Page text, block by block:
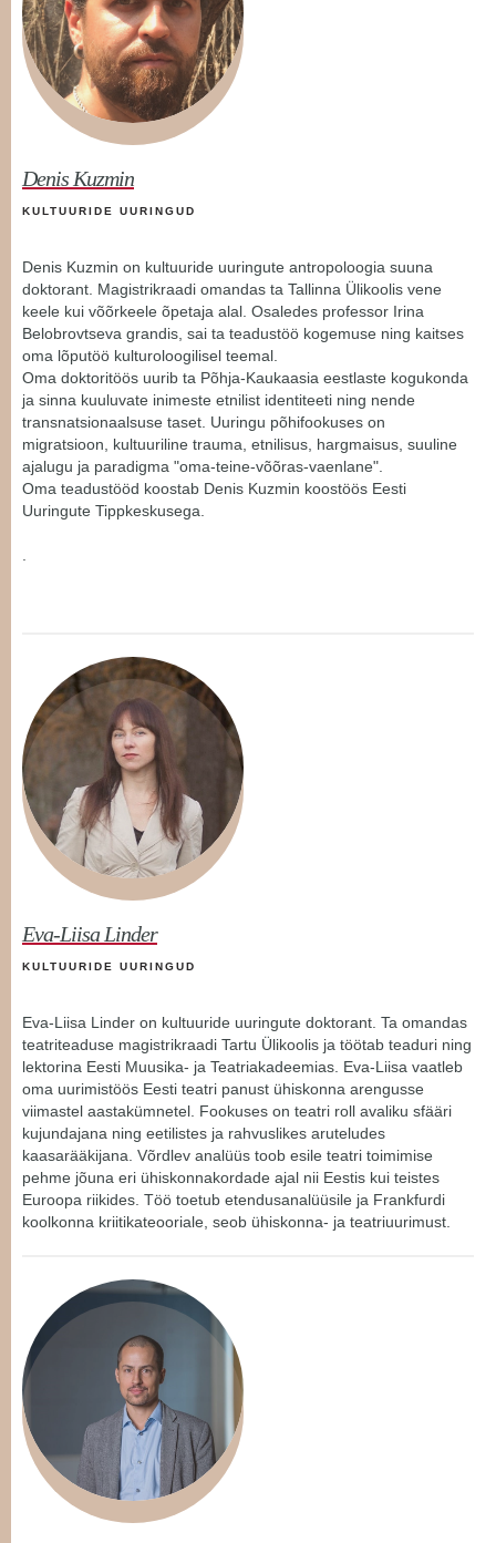
Denis Kuzmin
KULTUURIDE UURINGUD
Denis Kuzmin on kultuuride uuringute antropoloogia suuna
doktorant. Magistrikraadi omandas ta Tallinna Ülikoolis vene
keele kui võõrkeele õpetaja alal. Osaledes professor Irina
Belobrovtseva grandis, sai ta teadustöö kogemuse ning kaitses
oma lõputöö kulturoloogilisel teemal.
Oma doktoritöös uurib ta Põhja-Kaukaasia eestlaste kogukonda
ja sinna kuuluvate inimeste etnilist identiteeti ning nende
transnatsionaalsuse taset. Uuringu põhifookuses on
migratsioon, kultuuriline trauma, etnilisus, hargmaisus, suuline
ajalugu ja paradigma "oma-teine-võõras-vaenlane".
Oma teadustööd koostab Denis Kuzmin koostöös Eesti
Uuringute Tippkeskusega.
Eva-Liisa Linder
KULTUURIDE UURINGUD
Eva-Liisa Linder on kultuuride uuringute doktorant. Ta omandas
teatriteaduse magistrikraadi Tartu Ülikoolis ja töötab teaduri ning
lektorina Eesti Muusika- ja Teatriakadeemias. Eva-Liisa vaatleb
oma uurimistöös Eesti teatri panust ühiskonna arengusse
viimastel aastakümnetel. Fookuses on teatri roll avaliku sfääri
kujundajana ning eetilistes ja rahvuslikes aruteludes
kaasarääkijana. Võrdlev analüüs toob esile teatri toimimise
pehme jõuna eri ühiskonnakordade ajal nii Eestis kui teistes
Euroopa riikides. Töö toetub etendusanalüüsile ja Frankfurdi
koolkonna kriitikateooriale, seob ühiskonna- ja teatriuurimust.